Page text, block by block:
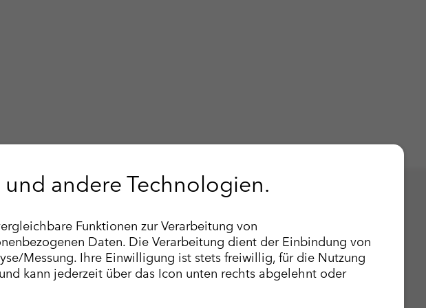
Publikationen
Anregungen & Kritik
Datenschutzbestimmungen
Nutzungsbedingungen
andere Technologien.
Funktionen zur Verarbeitung von
Daten. Die Verarbeitung dient der Einbindung von
Messung. Ihre Einwilligung ist stets freiwillig, für die Nutzung
kann jederzeit über das Icon unten rechts abgelehnt oder
Proxalto Lebensversicherung AG Webserver 1 Jahr
Dieses Cookie
Proxalto Lebensversicherung AG Webserver 1 Jahr Dieser Wert